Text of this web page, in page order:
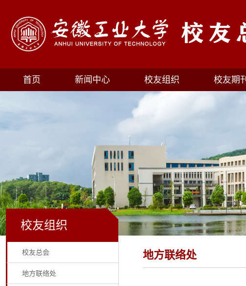
首页 新闻中心 校友组织 校友期刊
校友组织
校友总会
地方联络处
地方联络处